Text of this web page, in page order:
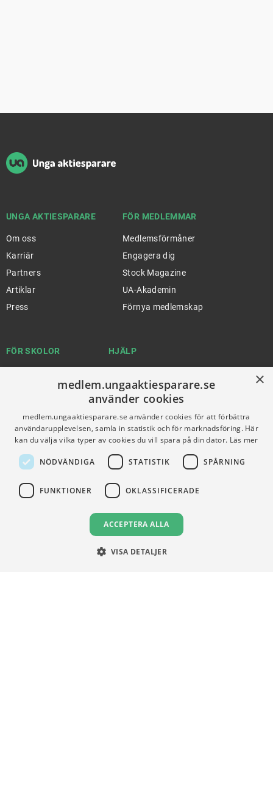
UNGA AKTIESPARARE
Om oss
Karriär
Partners
Artiklar
Press
FÖR MEDLEMMAR
Medlemsförmåner
Engagera dig
Stock Magazine
UA-Akademin
Förnya medlemskap
FÖR SKOLOR
Ung Privatekonomi
HJÄLP
VILLKOR
Användningsvillkor
Integritetspolicy
×
medlem.ungaaktiesparare.se
använder cookies
medlem.ungaaktiesparare.se använder cookies för att förbättra
användarupplevelsen, samla in statistik och för marknadsföring. Här
kan du välja vilka typer av cookies du vill spara på din dator. Läs mer
NÖDVÄNDIGA STATISTIK SPÅRNING
FUNKTIONER OKLASSIFICERADE
ACCEPTERA ALLA
VISA DETALJER